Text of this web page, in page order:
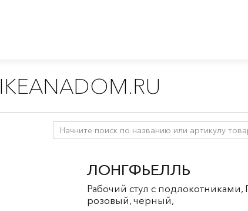
IKEANADOM.RU
ЛОНГФЬЕЛЛЬ
Рабочий стул с
розовый, черный,